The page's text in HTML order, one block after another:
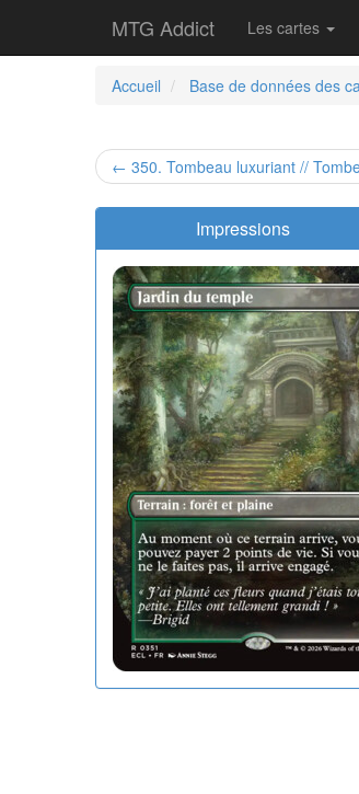
MTG Addict Les cartes
Accueil
Base de données des
← 350. Tombeau luxuriant //
Impressions